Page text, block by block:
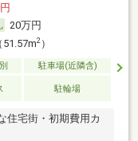
20万円
51.57m2）
駐車場(近隣含)
駐輪場
住宅街・初期費用カ